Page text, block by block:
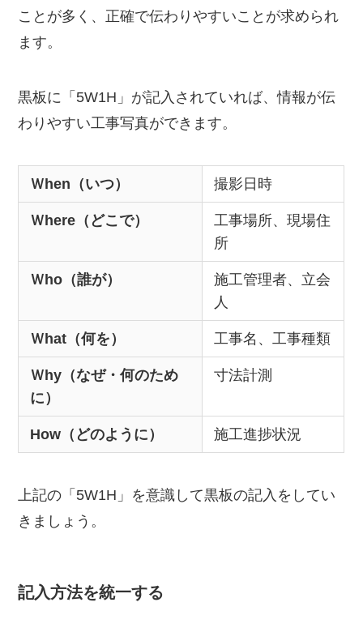
ことが多く、正確で伝わりやすいことが求められ
ます。
黒板に「5W1H」が記入されていれば、情報が伝
わりやすい工事写真ができます。
Ｗhen（いつ） 撮影日時
Ｗhere（どこで）
工事場所、現場住
所
Ｗho（誰が）
施工管理者、立会
人
Ｗhat（何を） 工事名、工事種類
Ｗhy（なぜ・何のため
に）
寸法計測
How（どのように） 施工進捗状況
上記の「5W1H」を意識して黒板の記入をしてい
きましょう。
記入方法を統一する